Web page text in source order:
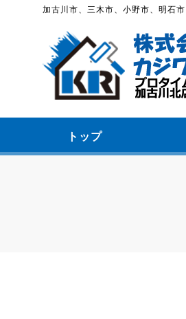
加古川市、三木市、小野市、明石
トップ